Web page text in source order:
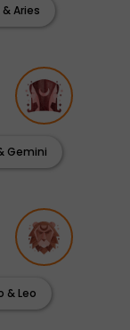
Aries
Gemini
& Leo